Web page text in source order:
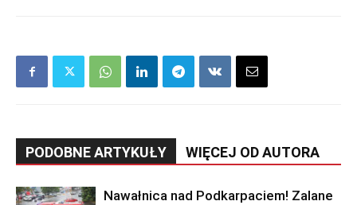
PODOBNE ARTYKUŁY WIĘCEJ OD AUTORA
Nawałnica nad Podkarpaciem! Zalane